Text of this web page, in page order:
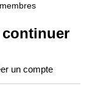
un compte